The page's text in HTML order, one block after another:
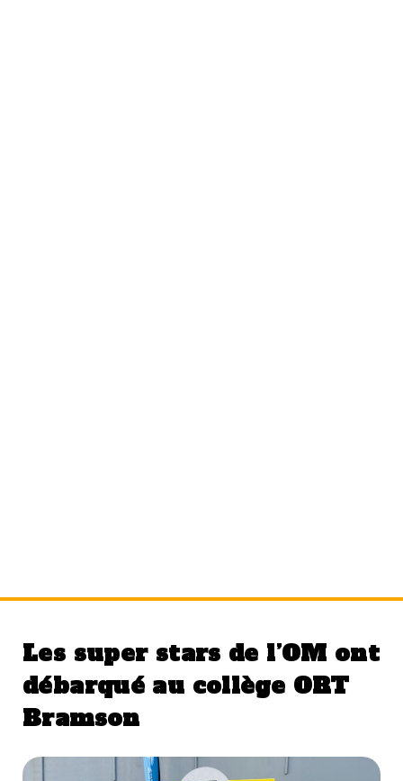
Les super stars de l’OM ont
débarqué au collège ORT
Bramson